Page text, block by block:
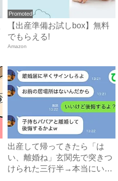
Promoted
【出産準備お試しbox】無料
でもらえる!
Amazon
出産して帰ってきたら「は
い、離婚ね」玄関先で突きつ
けられた三行半→本当にいい